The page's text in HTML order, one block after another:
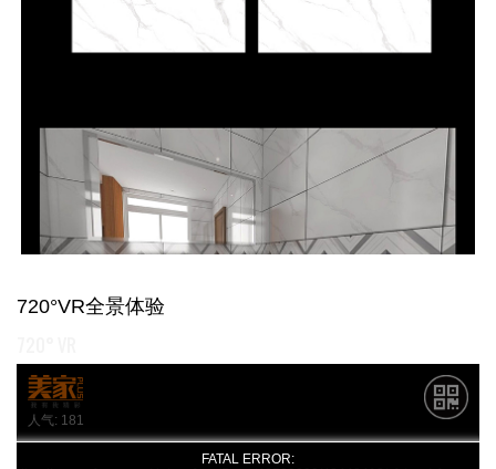
720°VR全景体验